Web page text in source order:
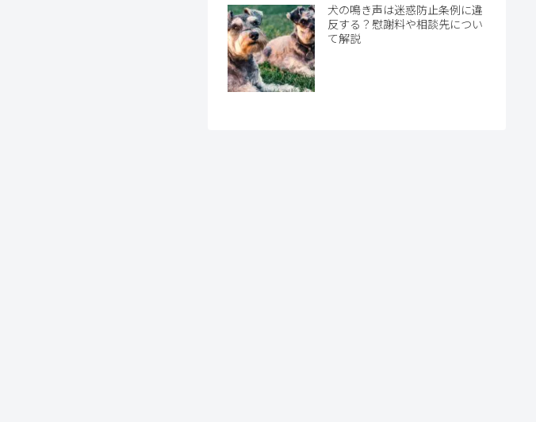
犬の鳴き声は迷惑防止条例に違
反する？慰謝料や相談先につい
て解説